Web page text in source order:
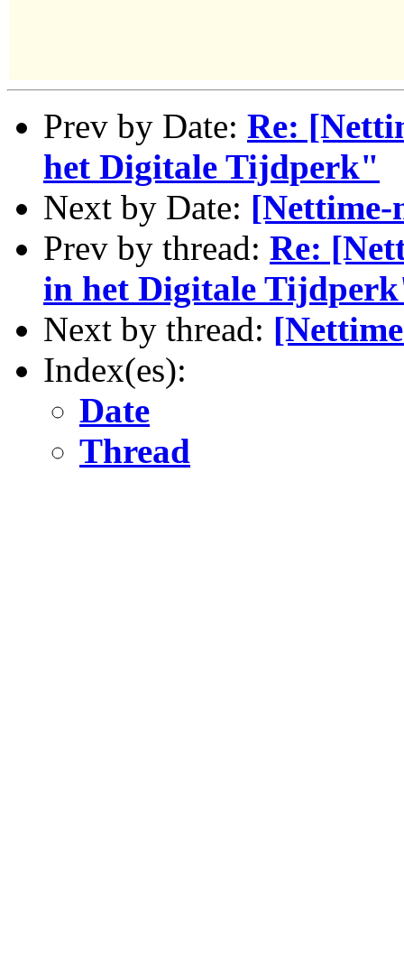
Prev by Date: Re:
het Digitale Tijdperk"
Next by Date:
Prev by thread: Re:
in het Digitale
Next by thread:
Index(es):
Date
Thread